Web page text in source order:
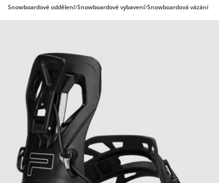
Snowboardové oddělení Snowboardové vybavení Snowboardová vázání